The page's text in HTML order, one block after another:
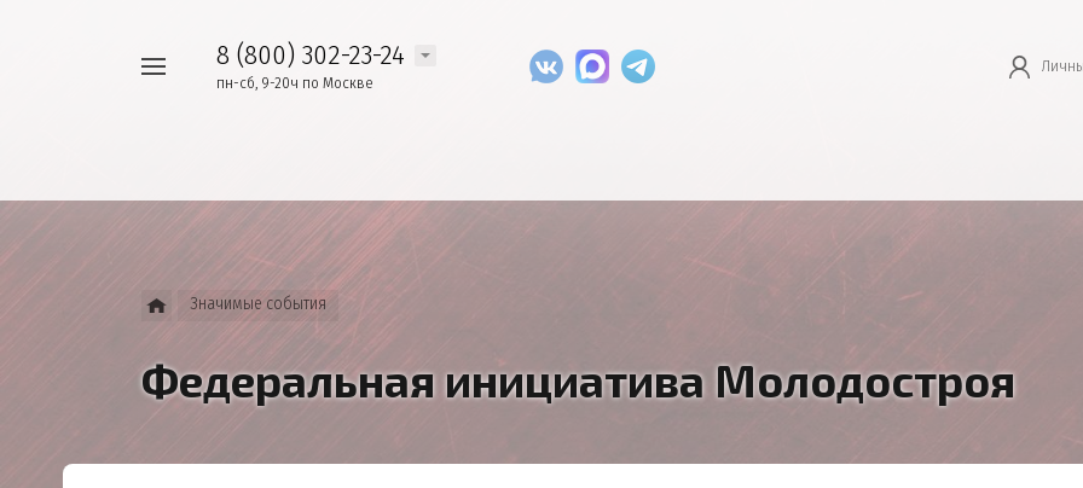
8 (800) 302-23-24
пн-сб, 9-20ч по Москве
Значимые события
Федеральная инициатива Молодостроя